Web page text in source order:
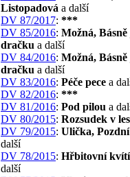
Listopadová a další
DV 87/2017: ***
DV 85/2016: Možná,
dračku a další
DV 84/2016: Možná,
dračku a další
DV 83/2016: Péče pece a
DV 82/2016: ***
DV 81/2016: Pod pilou a
DV 80/2015: Rozsudek v
DV 79/2015: Ulička,
další
DV 78/2015: Hřbitovní kvítí
další